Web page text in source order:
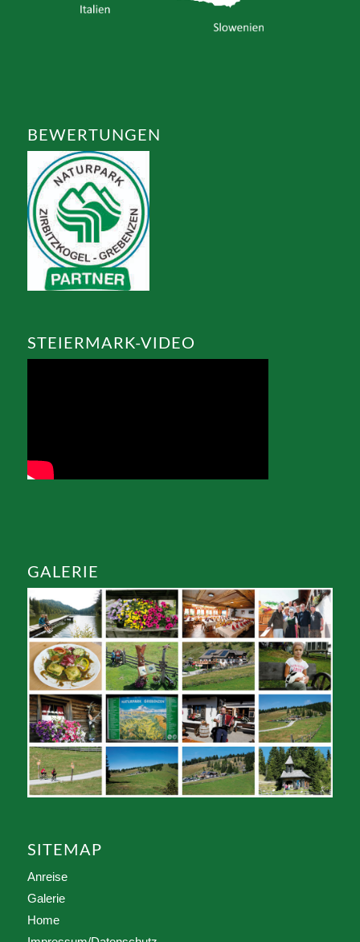
BEWERTUNGEN
STEIERMARK-VIDEO
GALERIE
SITEMAP
Anreise
Galerie
Home